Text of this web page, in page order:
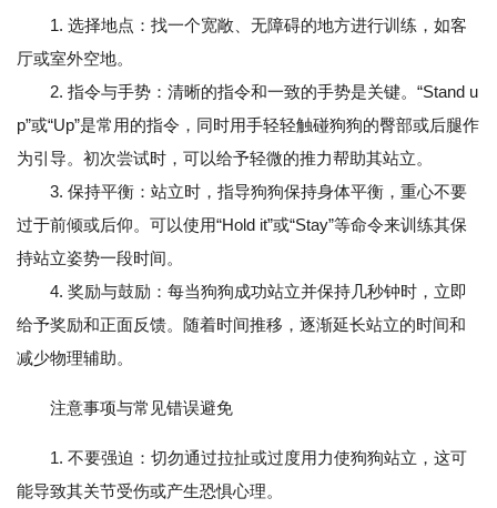
1. 选择地点：找一个宽敞、无障碍的地方进行训练，如客
厅或室外空地。
2. 指令与手势：清晰的指令和一致的手势是关键。“Stand u
p”或“Up”是常用的指令，同时用手轻轻触碰狗狗的臀部或后腿作
为引导。初次尝试时，可以给予轻微的推力帮助其站立。
3. 保持平衡：站立时，指导狗狗保持身体平衡，重心不要
过于前倾或后仰。可以使用“Hold it”或“Stay”等命令来训练其保
持站立姿势一段时间。
4. 奖励与鼓励：每当狗狗成功站立并保持几秒钟时，立即
给予奖励和正面反馈。随着时间推移，逐渐延长站立的时间和
减少物理辅助。
注意事项与常见错误避免
1. 不要强迫：切勿通过拉扯或过度用力使狗狗站立，这可
能导致其关节受伤或产生恐惧心理。